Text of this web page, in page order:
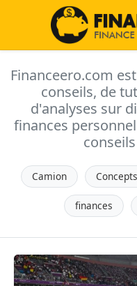
Financeero.com
conseils, de
d'analyses sur
finances
Camion Concepts
finances